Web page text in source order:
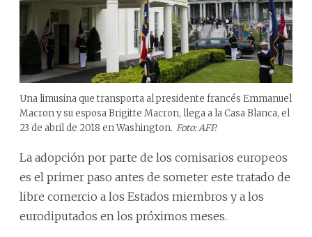
Una limusina que transporta al presidente francés Emmanuel
Macron y su esposa Brigitte Macron, llega a la Casa Blanca, el
23 de abril de 2018 en Washington. Foto: AFP.
La adopción por parte de los comisarios europeos
es el primer paso antes de someter este tratado de
libre comercio a los Estados miembros y a los
eurodiputados en los próximos meses.